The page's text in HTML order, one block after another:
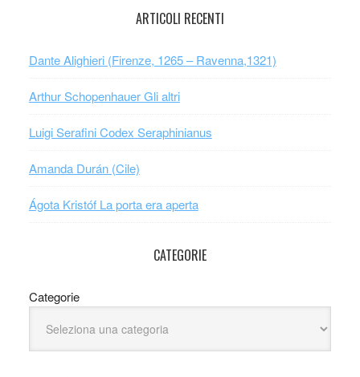
ARTICOLI RECENTI
Dante Alighieri (Firenze, 1265 – Ravenna,1321)
Arthur Schopenhauer Gli altri
Luigi Serafini Codex Seraphinianus
Amanda Durán (Cile)
Ágota Kristóf La porta era aperta
CATEGORIE
Categorie